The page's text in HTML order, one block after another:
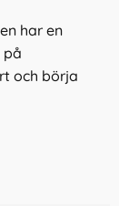
har en
på
och börja